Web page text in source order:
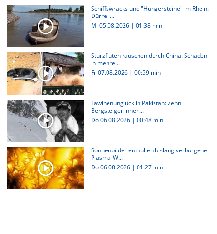
Schiffswracks und "Hungersteine" im Rhein:
Dürre i...
Mi 05.08.2026 | 01:38 min
Sturzfluten rauschen durch China: Schäden
in mehre...
Fr 07.08.2026 | 00:59 min
Lawinenunglück in Pakistan: Zehn
Bergsteiger:innen...
Do 06.08.2026 | 00:48 min
Sonnenbilder enthüllen bislang verborgene
Plasma-W...
Do 06.08.2026 | 01:27 min